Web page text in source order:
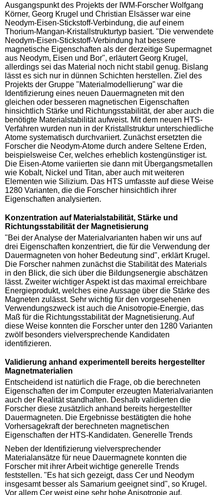
Ausgangspunkt des Projekts der IWM-Forscher Wolfgang
Körner, Georg Krugel und Christian Elsässer war eine
Neodym-Eisen-Stickstoff-Verbindung, die auf einem
Thorium-Mangan-Kristallstrukturtyp basiert. "Die verwendete
Neodym-Eisen-Stickstoff-Verbindung hat bessere
magnetische Eigenschaften als der derzeitige Supermagnet
aus Neodym, Eisen und Bor", erläutert Georg Krugel,
allerdings sei das Material noch nicht stabil genug. Bislang
lässt es sich nur in dünnen Schichten herstellen. Ziel des
Projekts der Gruppe "Materialmodellierung" war die
Identifizierung eines neuen Dauermagneten mit den
gleichen oder besseren magnetischen Eigenschaften
hinsichtlich Stärke und Richtungsstabilität, der aber auch die
benötigte Materialstabilität aufweist. Mit dem neuen HTS-
Verfahren wurden nun in der Kristallstruktur unterschiedliche
Atome systematisch durchvariiert. Zunächst ersetzten die
Forscher die Neodym-Atome durch andere Seltene Erden,
beispielsweise Cer, welches erheblich kostengünstiger ist.
Die Eisen-Atome variierten sie dann mit Übergangsmetallen
wie Kobalt, Nickel und Titan, aber auch mit weiteren
Elementen wie Silizium. Das HTS umfasste auf diese Weise
1280 Varianten, die die Forscher hinsichtlich ihrer
Eigenschaften analysierten.
Konzentration auf Materialstabilität, Stärke und
Richtungsstabilität der Magnetisierung
"Bei der Analyse der Materialvarianten haben wir uns auf
drei Eigenschaften konzentriert, die für die Verwendung der
Dauermagneten von hoher Bedeutung sind", erklärt Krugel.
Die Forscher nahmen zunächst die Stabilität des Materials
in den Blick, die sich über die Bildungsenergie abschätzen
lässt. Zweiter wichtiger Aspekt ist das maximal erreichbare
Energieprodukt, welches eine Aussage über die Stärke des
Magneten zulässt. Sehr wichtig für den vorgesehenen
Verwendungszweck ist auch die Anisotropie-Energie, das
Maß für die Richtungsstabilität der Magnetisierung. Auf
diese Weise konnten die Forscher unter den 1280 Varianten
zwölf besonders vielversprechende Kandidaten
identifizieren.
Validierung anhand experimentell bereits hergestellter
Magnetmaterialien
Entscheidend ist natürlich die Frage, ob die berechneten
Eigenschaften der im Computer erzeugten Materialvarianten
auch der Realität standhalten. Deshalb validierten die
Forscher diese zusätzlich anhand bereits hergestellter
Dauermagneten. Die Ergebnisse bestätigten die hohe
Vorhersagekraft der berechneten magnetischen
Eigenschaften der HTS-Kandidaten. Generelle Trends
Neben der Identifizierung vielversprechender
Materialansätze für neue Dauermagnete konnten die
Forscher mit ihrer Arbeit wichtige generelle Trends
feststellen. "Es hat sich gezeigt, dass Cer und Neodym
insgesamt besser als Samarium geeignet sind", so Krugel.
Vor allem Cer weist eine sehr hohe Anisotropie auf.